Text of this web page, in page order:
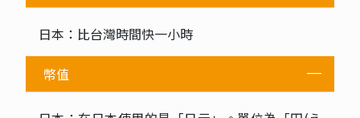
日本：比台灣時間快一小時
幣值